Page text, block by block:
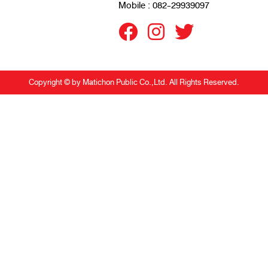
Mobile : 082-29939097
Copyright © by Matichon Public Co.,Ltd. All Rights Reserved.